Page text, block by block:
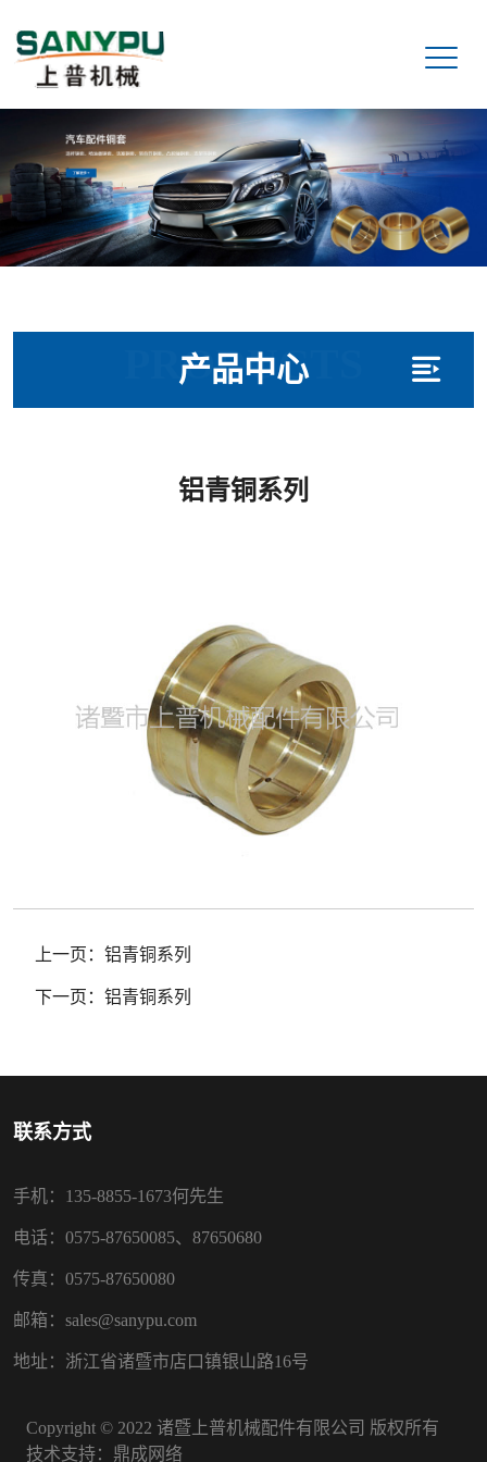
产品中心
PRODUCTS
铝青铜系列
上一页： 铝青铜系列
下一页： 铝青铜系列
联系方式
手机：135-8855-1673何先生
电话：0575-87650085、87650680
传真：0575-87650080
邮箱：sales@sanypu.com
地址：浙江省诸暨市店口镇银山路16号
Copyright © 2022 诸暨上普机械配件有限公司 版权所有
技术支持： 鼎成网络